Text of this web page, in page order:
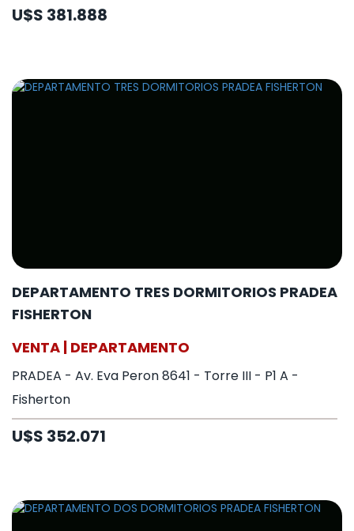
U$S 381.888
DEPARTAMENTO TRES DORMITORIOS PRADEA
FISHERTON
VENTA | DEPARTAMENTO
PRADEA - Av. Eva Peron 8641 - Torre III - P1 A -
Fisherton
U$S 352.071